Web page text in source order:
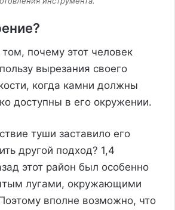
почему этот человек
вырезания своего
когда камни должны
доступны в его окружении.
туши заставило его
другой подход? 1,4
этот район был особенно
лугами, окружающими
вполне возможно, что